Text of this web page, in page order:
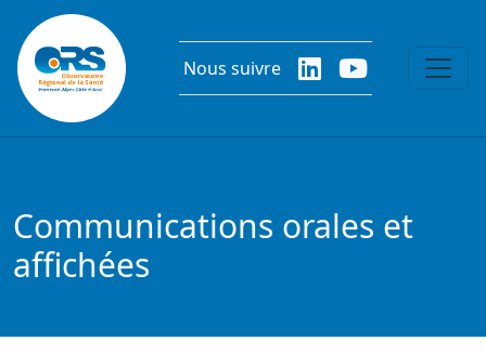
Aller au contenu principal
Nous suivre
Communications orales et
affichées